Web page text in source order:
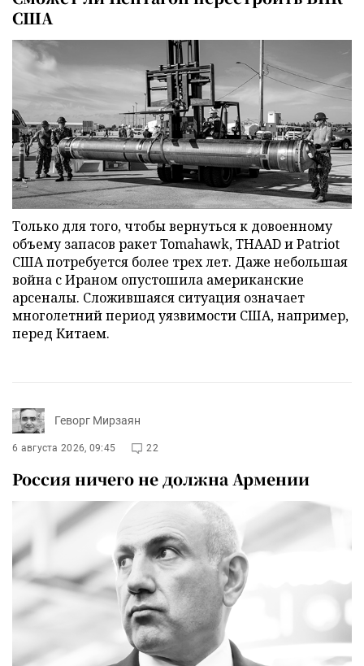
США
Только для того, чтобы вернуться к довоенному
объему запасов ракет Tomahawk, THAAD и Patriot
США потребуется более трех лет. Даже небольшая
война с Ираном опустошила американские
арсеналы. Сложившаяся ситуация означает
многолетний период уязвимости США, например,
перед Китаем.
Геворг Мирзаян
6 августа 2026, 09:45 22
Россия ничего не должна Армении